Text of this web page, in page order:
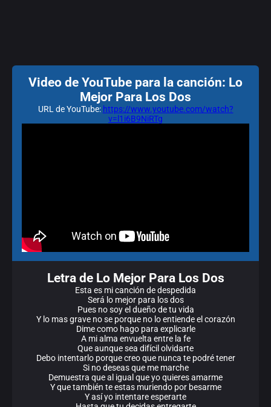
Video de YouTube para la canción: Lo
Mejor Para Los Dos
URL de YouTube: https://www.youtube.com/watch?
v=l1i6B9NiRTg
Letra de Lo Mejor Para Los Dos
Esta es mi canción de despedida
Será lo mejor para los dos
Pues no soy el dueño de tu vida
Y lo mas grave no se porque no lo entiende el corazón
Dime como hago para explicarle
A mi alma envuelta entre la fe
Que aunque sea difícil olvidarte
Debo intentarlo porque creo que nunca te podré tener
Si no deseas que me marche
Demuestra que al igual que yo quieres amarme
Y que también te estas muriendo por besarme
Y así yo intentare esperarte